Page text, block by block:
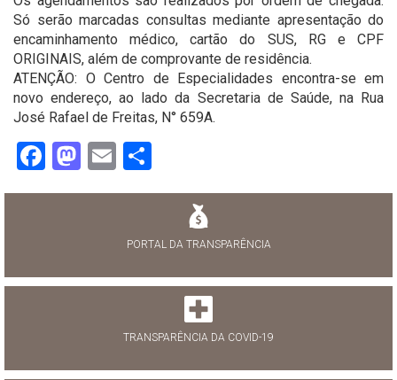
Só serão marcadas consultas mediante apresentação do
encaminhamento médico, cartão do SUS, RG e CPF
ORIGINAIS, além de comprovante de residência.
ATENÇÃO: O Centro de Especialidades encontra-se em
novo endereço, ao lado da Secretaria de Saúde, na Rua
José Rafael de Freitas, N° 659A.
Facebook
Mastodon
Email
PORTAL DA TRANSPARÊNCIA
TRANSPARÊNCIA DA COVID-19